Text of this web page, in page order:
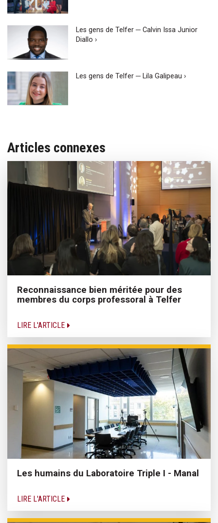
Les gens de Telfer ─ Calvin Issa Junior
Diallo ›
Les gens de Telfer ─ Lila Galipeau ›
Articles connexes
Reconnaissance bien méritée pour des
membres du corps professoral à Telfer
LIRE L'ARTICLE
Les humains du Laboratoire Triple I - Manal
LIRE L'ARTICLE